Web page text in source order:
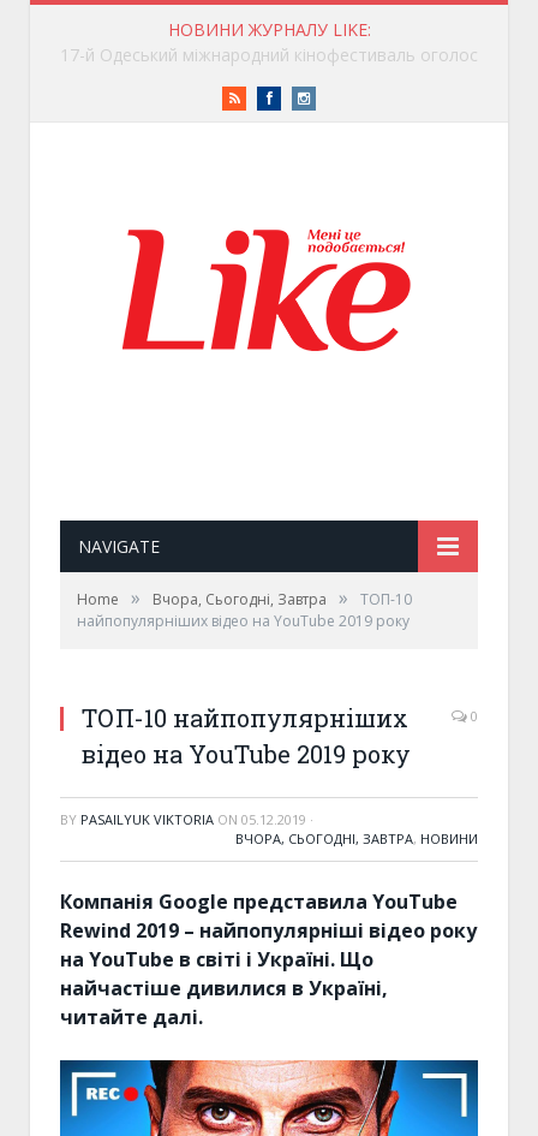
НОВИНИ ЖУРНАЛУ LIKE:
RSS FacebookInstagram
NAVIGATE
Home » Вчора, Сьогодні, Завтра »
ТОП-10
найпопулярніших відео на YouTube 2019 року
ТОП-10 найпопулярніших
відео на YouTube 2019 року
0
BY PASAILYUK VIKTORIA ON 05.12.2019 ·
ВЧОРА, СЬОГОДНІ, ЗАВТРА, НОВИНИ
Компанія Google представила YouTube
Rewind 2019 – найпопулярніші відео року
на YouTube в світі і Україні. Що
найчастіше дивилися в Україні,
читайте далі.